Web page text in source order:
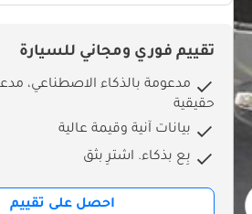
تقييم فوري ومجاني للسيارة
مدعومة بالذكاء الاصطناعي،
حقيقية
بيانات آنية وقيمة عالية
بِع بذكاء. اشترِ بثق
احصل على تقييم